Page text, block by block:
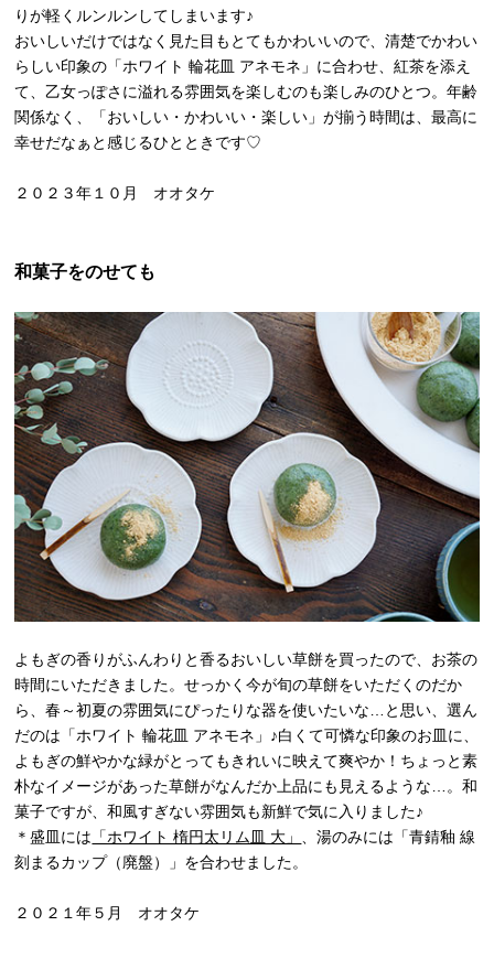
りが軽くルンルンしてしまいます♪
おいしいだけではなく見た目もとてもかわいいので、清楚でかわい
らしい印象の「ホワイト 輪花皿 アネモネ」に合わせ、紅茶を添え
て、乙女っぽさに溢れる雰囲気を楽しむのも楽しみのひとつ。年齢
関係なく、「おいしい・かわいい・楽しい」が揃う時間は、最高に
幸せだなぁと感じるひとときです♡
２０２３年１０月 オオタケ
和菓子をのせても
よもぎの香りがふんわりと香るおいしい草餅を買ったので、お茶の
時間にいただきました。せっかく今が旬の草餅をいただくのだか
ら、春～初夏の雰囲気にぴったりな器を使いたいな…と思い、選ん
だのは「ホワイト 輪花皿 アネモネ」♪白くて可憐な印象のお皿に、
よもぎの鮮やかな緑がとってもきれいに映えて爽やか！ちょっと素
朴なイメージがあった草餅がなんだか上品にも見えるような…。和
菓子ですが、和風すぎない雰囲気も新鮮で気に入りました♪
＊盛皿には 「ホワイト 楕円太リム皿 大」
、湯のみには「青錆釉 線
刻まるカップ（廃盤）」を合わせました。
２０２１年５月 オオタケ